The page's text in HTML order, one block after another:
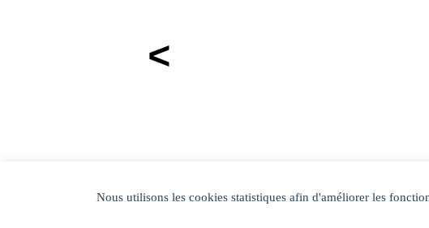
Nous utilisons les cookies statistiques afin d'améliorer les
<